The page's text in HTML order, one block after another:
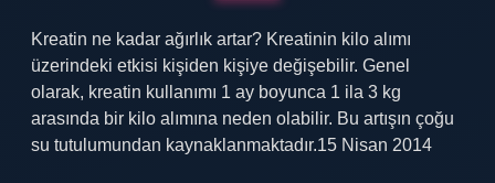
Kreatin ne kadar ağırlık artar? Kreatinin kilo alımı
üzerindeki etkisi kişiden kişiye değişebilir. Genel
olarak, kreatin kullanımı 1 ay boyunca 1 ila 3 kg
arasında bir kilo alımına neden olabilir. Bu artışın çoğu
su tutulumundan kaynaklanmaktadır.15 Nisan 2014